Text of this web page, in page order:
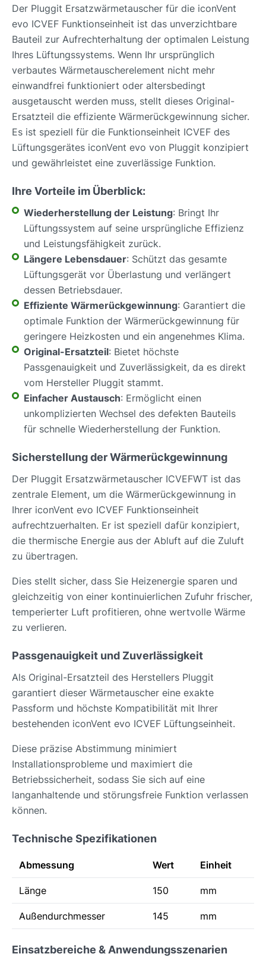
Der Pluggit Ersatzwärmetauscher für die iconVent
evo ICVEF Funktionseinheit ist das unverzichtbare
Bauteil zur Aufrechterhaltung der optimalen Leistung
Ihres Lüftungssystems. Wenn Ihr ursprünglich
verbautes Wärmetauscherelement nicht mehr
einwandfrei funktioniert oder altersbedingt
ausgetauscht werden muss, stellt dieses Original-
Ersatzteil die effiziente Wärmerückgewinnung sicher.
Es ist speziell für die Funktionseinheit ICVEF des
Lüftungsgerätes iconVent evo von Pluggit konzipiert
und gewährleistet eine zuverlässige Funktion.
Ihre Vorteile im Überblick:
Wiederherstellung der Leistung: Bringt Ihr
Lüftungssystem auf seine ursprüngliche Effizienz
und Leistungsfähigkeit zurück.
Längere Lebensdauer: Schützt das gesamte
Lüftungsgerät vor Überlastung und verlängert
dessen Betriebsdauer.
Effiziente Wärmerückgewinnung: Garantiert die
optimale Funktion der Wärmerückgewinnung für
geringere Heizkosten und ein angenehmes Klima.
Original-Ersatzteil: Bietet höchste
Passgenauigkeit und Zuverlässigkeit, da es direkt
vom Hersteller Pluggit stammt.
Einfacher Austausch: Ermöglicht einen
unkomplizierten Wechsel des defekten Bauteils
für schnelle Wiederherstellung der Funktion.
Sicherstellung der Wärmerückgewinnung
Der Pluggit Ersatzwärmetauscher ICVEFWT ist das
zentrale Element, um die Wärmerückgewinnung in
Ihrer iconVent evo ICVEF Funktionseinheit
aufrechtzuerhalten. Er ist speziell dafür konzipiert,
die thermische Energie aus der Abluft auf die Zuluft
zu übertragen.
Dies stellt sicher, dass Sie Heizenergie sparen und
gleichzeitig von einer kontinuierlichen Zufuhr frischer,
temperierter Luft profitieren, ohne wertvolle Wärme
zu verlieren.
Passgenauigkeit und Zuverlässigkeit
Als Original-Ersatzteil des Herstellers Pluggit
garantiert dieser Wärmetauscher eine exakte
Passform und höchste Kompatibilität mit Ihrer
bestehenden iconVent evo ICVEF Lüftungseinheit.
Diese präzise Abstimmung minimiert
Installationsprobleme und maximiert die
Betriebssicherheit, sodass Sie sich auf eine
langanhaltende und störungsfreie Funktion verlassen
können.
Technische Spezifikationen
Abmessung Wert Einheit
Länge 150 mm
Außendurchmesser 145 mm
Einsatzbereiche & Anwendungsszenarien